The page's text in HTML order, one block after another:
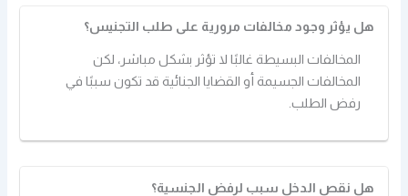
هل يؤثر وجود مخالفات مرورية على طلب التجنيس؟
المخالفات البسيطة غالبًا لا تؤثر بشكل مباشر، لكن
المخالفات الجسيمة أو القضايا الجنائية قد تكون سببًا في
رفض الطلب.
هل نقص الدخل سبب لرفض الجنسية؟